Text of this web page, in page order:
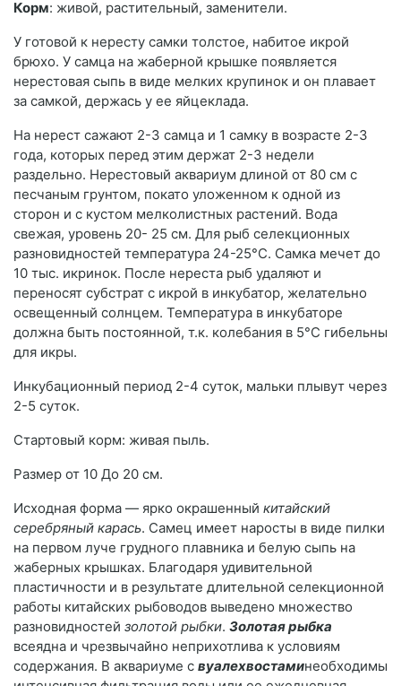
Корм: живой, растительный, заменители.
У готовой к нересту самки толстое, набитое икрой
брюхо. У самца на жаберной крышке появляется
нерестовая сыпь в виде мелких крупинок и он плавает
за самкой, держась у ее яйцеклада.
На нерест сажают 2-3 самца и 1 самку в возрасте 2-3
года, которых перед этим держат 2-3 недели
раздельно. Нерестовый аквариум длиной от 80 см с
песчаным грунтом, покато уложенном к одной из
сторон и с кустом мелколистных растений. Вода
свежая, уровень 20- 25 см. Для рыб селекционных
разновидностей температура 24-25°С. Самка мечет до
10 тыс. икринок. После нереста рыб удаляют и
переносят субстрат с икрой в инкубатор, желательно
освещенный солнцем. Температура в инкубаторе
должна быть постоянной, т.к. колебания в 5°С гибельны
для икры.
Инкубационный период 2-4 суток, мальки плывут через
2-5 суток.
Стартовый корм: живая пыль.
Размер от 10 До 20 см.
Исходная форма — ярко окрашенный китайский
серебряный карась. Самец имеет наросты в виде пилки
на первом луче грудного плавника и белую сыпь на
жаберных крышках. Благодаря удивительной
пластичности и в результате длительной селекционной
работы китайских рыбоводов выведено множество
разновидностей золотой рыбки. Золотая рыбка
всеядна и чрезвычайно неприхотлива к условиям
содержания. В аквариуме с вуалехвостаминеобходимы